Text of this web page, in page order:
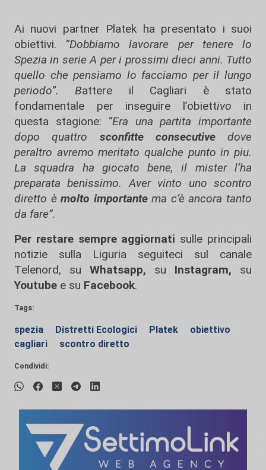
Ai nuovi partner Platek ha presentato i suoi
obiettivi. “Dobbiamo lavorare per tenere lo
Spezia in serie A per i prossimi dieci anni. Tutto
quello che pensiamo lo facciamo per il lungo
periodo”. Battere il Cagliari è stato
fondamentale per inseguire l’obiettivo in
questa stagione: “Era una partita importante
dopo quattro sconfitte consecutivedove
peraltro avremo meritato qualche punto in piu.
La squadra ha giocato bene, il mister l’ha
preparata benissimo. Aver vinto uno scontro
diretto èmolto importantema c’è ancora tanto
da fare”.
Per restare sempre aggiornati sulle principali
notizie sulla Liguria seguiteci sul canale
Telenord, su
Whatsapp, su Instagram, su
Youtube e su Facebook.
Tags:
spezia Distretti Ecologici Platek
obiettivo
cagliari
scontro diretto
Condividi: